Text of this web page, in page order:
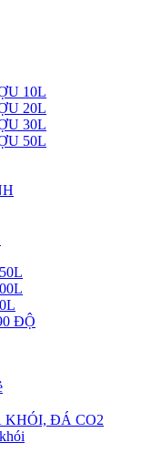
10L
20L
30L
50L
ĐỘ
ĐÁ CO2